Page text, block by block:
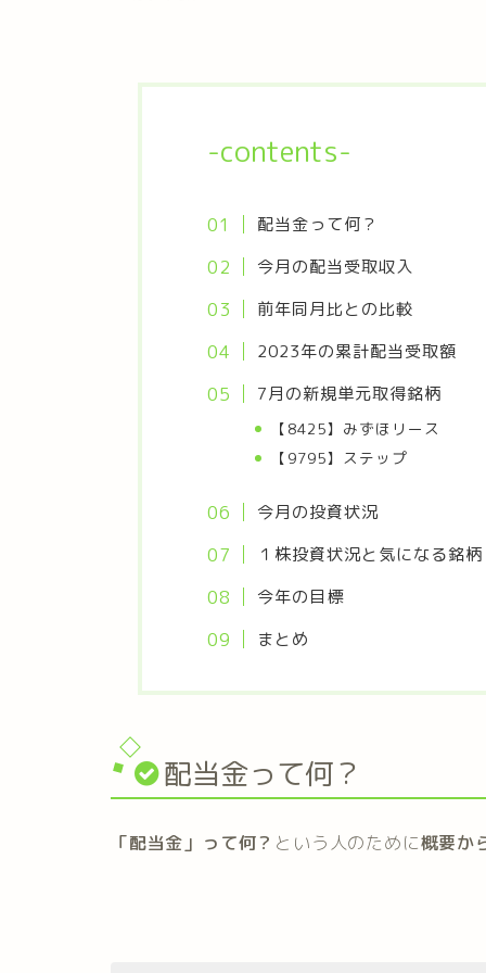
-contents-
配当金って何？
今月の配当受取収入
前年同月比との比較
2023年の累計配当受取額
7月の新規単元取得銘柄
【8425】みずほリース
【9795】ステップ
今月の投資状況
１株投資状況と気になる銘柄
今年の目標
まとめ
配当金って何？
「配当金」って何？ という人のために概要か